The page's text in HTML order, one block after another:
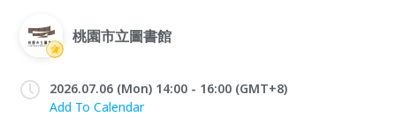
桃園市立圖書館
2026.07.06 (Mon) 14:00 - 16:00 (GMT+8)
Add To Calendar